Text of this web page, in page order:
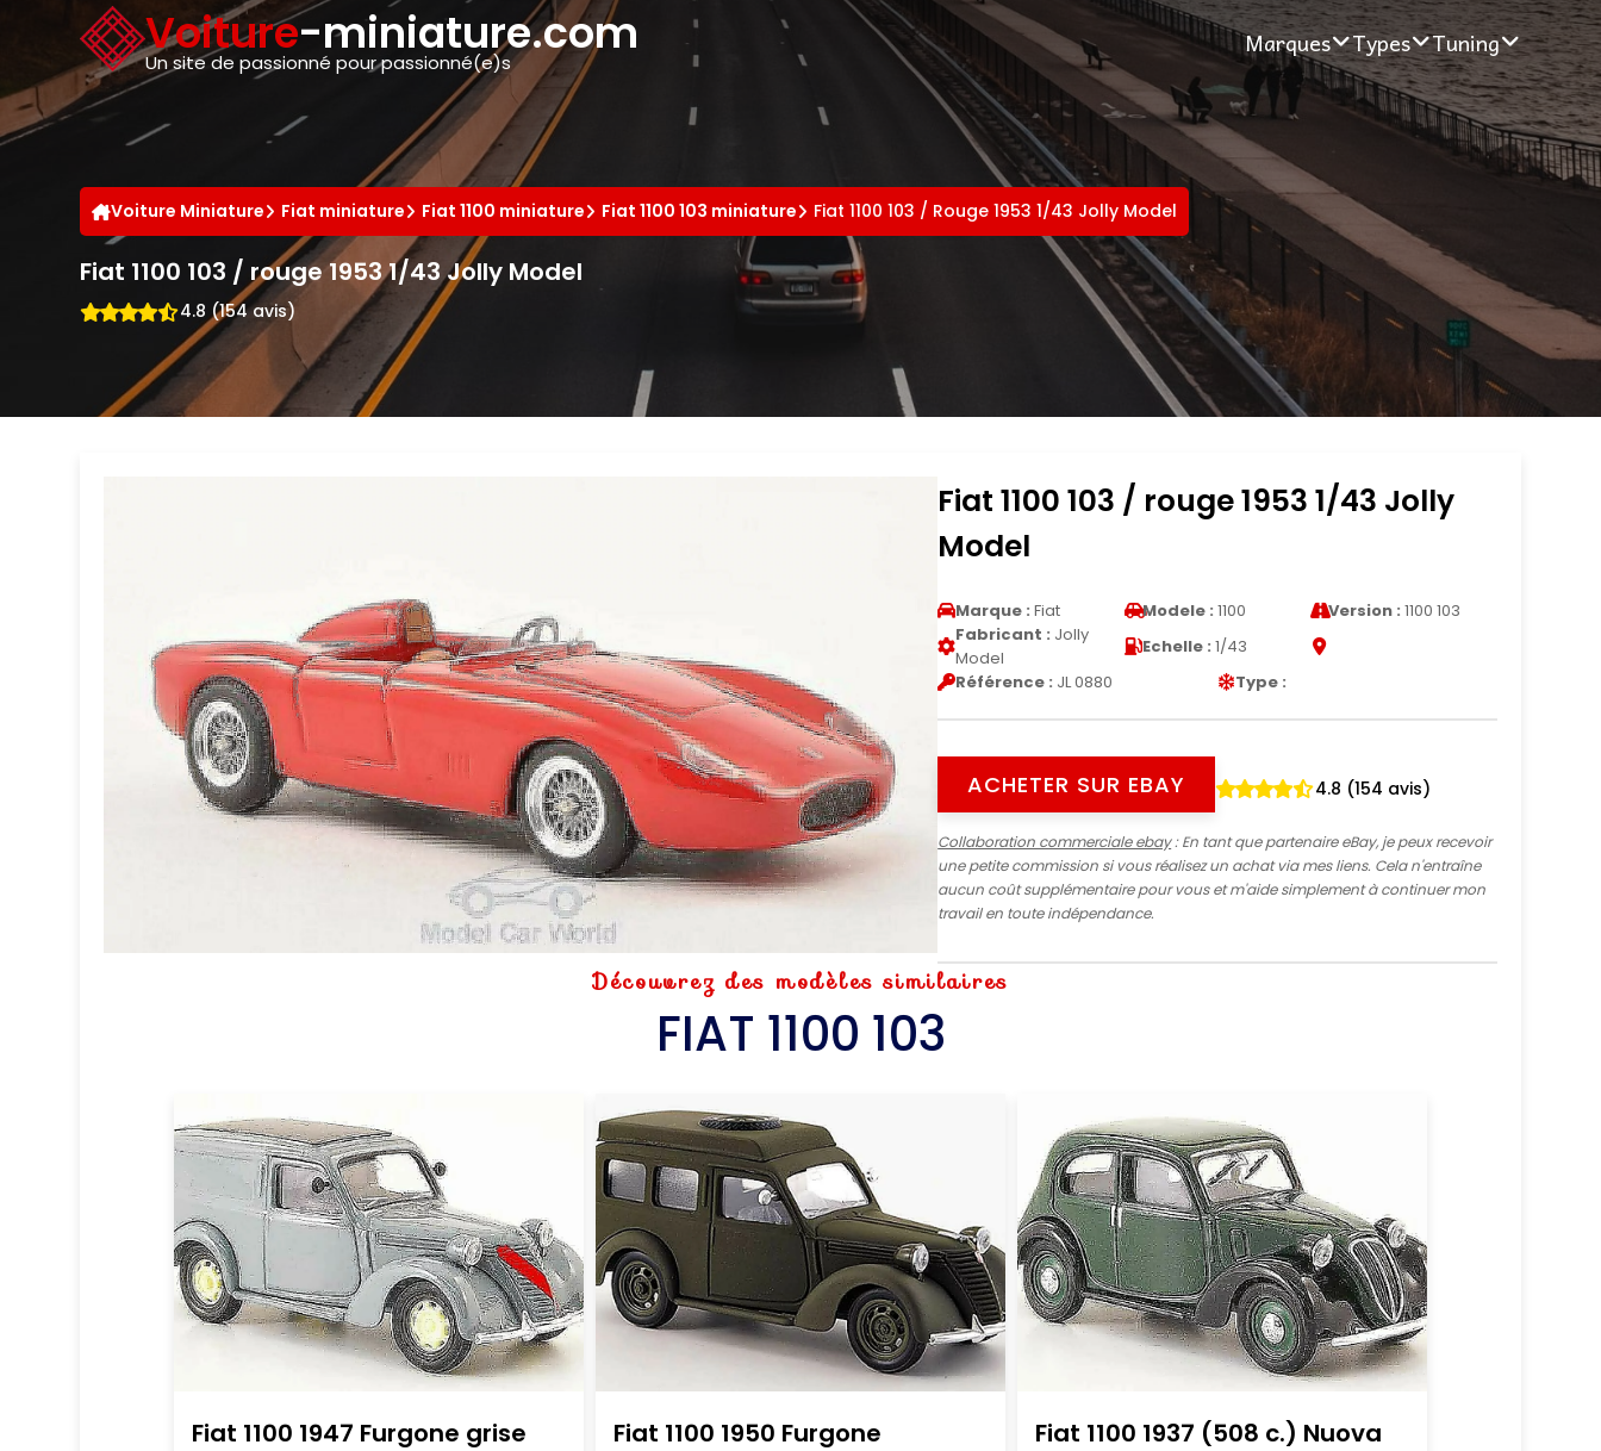
Voiture-miniature.com
Un site de passionné pour passionné(e)s
Marques Types Tuning
Voiture Miniature Fiat miniature Fiat 1100 miniature Fiat 1100 103 miniature Fiat 1100 103 / Rouge 1953 1/43 Jolly Model
Fiat 1100 103 / rouge 1953 1/43 Jolly Model
4.8 (154 avis)
Fiat 1100 103 / rouge 1953 1/43 Jolly
Model
Marque : Fiat Modele : 1100 Version : 1100 103
Fabricant : Jolly
Model
Echelle : 1/43
Référence : JL 0880 Type :
ACHETER SUR EBAY 4.8 (154 avis)
Collaboration commerciale ebay: En tant que partenaire eBay, je peux recevoir
une petite commission si vous réalisez un achat via mes liens. Cela n'entraîne
aucun coût supplémentaire pour vous et m'aide simplement à continuer mon
travail en toute indépendance.
Découvrez des modèles similaires
FIAT 1100 103
Fiat 1100 1947 Furgone grise
Fiat 1100 1950 Furgone
Fiat 1100 1937 (508 c.) Nuova
Panneau de gestion des cookies